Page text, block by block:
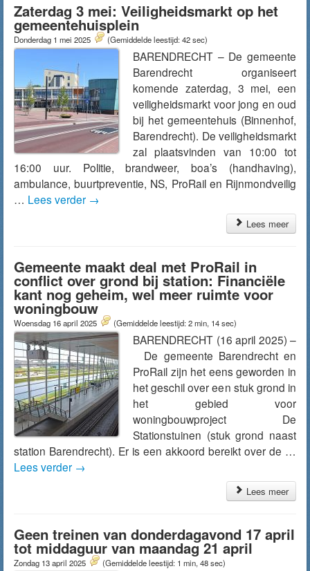
Zaterdag 3 mei: Veiligheidsmarkt op het
gemeentehuisplein
Donderdag 1 mei 2025 (Gemiddelde leestijd: 42 sec)
BARENDRECHT – De gemeente
Barendrecht organiseert
komende zaterdag, 3 mei, een
veiligheidsmarkt voor jong en oud
bij het gemeentehuis (Binnenhof,
Barendrecht). De veiligheidsmarkt
zal plaatsvinden van 10:00 tot
16:00 uur. Politie, brandweer, boa’s (handhaving),
ambulance, buurtpreventie, NS, ProRail en Rijnmondveilig
… Lees verder →
Lees meer
Gemeente maakt deal met ProRail in
conflict over grond bij station: Financiële
kant nog geheim, wel meer ruimte voor
woningbouw
Woensdag 16 april 2025 (Gemiddelde leestijd: 2 min, 14 sec)
BARENDRECHT (16 april 2025) –
De gemeente Barendrecht en
ProRail zijn het eens geworden in
het geschil over een stuk grond in
het gebied voor
woningbouwproject De
Stationstuinen (stuk grond naast
station Barendrecht). Er is een akkoord bereikt over de …
Lees verder →
Lees meer
Geen treinen van donderdagavond 17 april
tot middaguur van maandag 21 april
Zondag 13 april 2025 (Gemiddelde leestijd: 1 min, 48 sec)